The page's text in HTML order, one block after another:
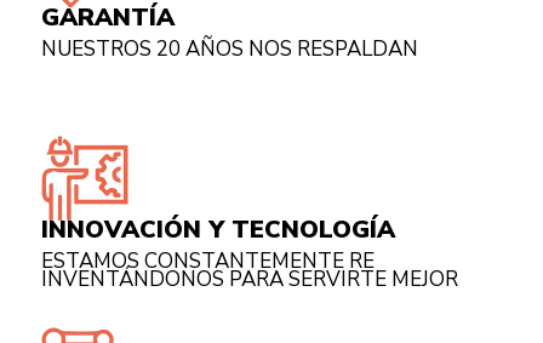
GARANTÍA
NUESTROS 20 AÑOS NOS RESPALDAN
INNOVACIÓN Y TECNOLOGÍA
ESTAMOS CONSTANTEMENTE RE
INVENTÁNDONOS PARA SERVIRTE MEJOR